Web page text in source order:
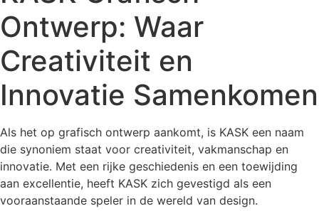
Ontwerp: Waar
Creativiteit en
Innovatie Samenkomen
Als het op grafisch ontwerp aankomt, is KASK een naam
die synoniem staat voor creativiteit, vakmanschap en
innovatie. Met een rijke geschiedenis en een toewijding
aan excellentie, heeft KASK zich gevestigd als een
vooraanstaande speler in de wereld van design.